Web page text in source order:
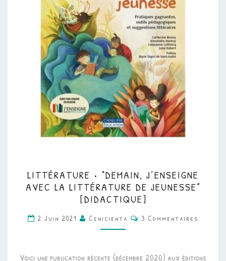
•
“DEMAIN,
J’ENSEIGNE
AVEC
LITTÉRATURE • “DEMAIN, J’ENSEIGNE
AVEC LA LITTÉRATURE DE JEUNESSE”
[DIDACTIQUE]
2 Juin 2021 Cenicienta Commentaires
3 Commentaires
Voici une publication récente (décembre 2020) aux éditions